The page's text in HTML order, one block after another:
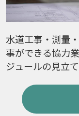
水道工事・測量
事ができる協力
ジュールの見立